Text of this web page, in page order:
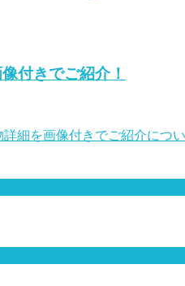
付きでご紹介！
細を画像付きでご紹介に